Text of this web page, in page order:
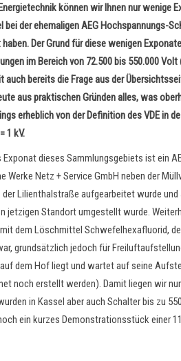
können wir Ihnen nur wenige
bei der ehemaligen AEG Hochspannungs-
Der Grund für diese wenigen
im Bereich von 72.500 bis 550.000
auch bereits die Frage aus der
aus praktischen Gründen alles, was
erheblich von der Definition des VDE in
1 kV.
dieses Sammlungsgebiets ist ein
Werke Netz + Service GmbH neben der
Lilienthalstraße aufgearbeitet wurde
jetzigen Standort umgestellt wurde.
dem Löschmittel Schwefelhexafluorid,
grundsätzlich jedoch für
dem Hof liegt und wartet auf seine
noch erstellt werden). Damit liegen wir
in Kassel aber auch Schalter bis zu
ein kurzes Demonstrationsstück einer